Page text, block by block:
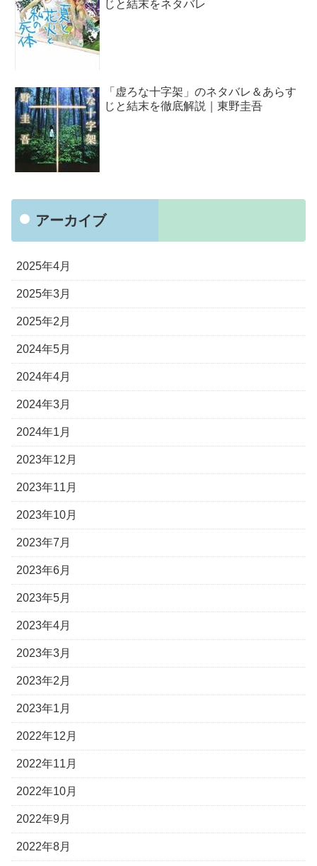
じと結末をネタバレ
「虚ろな十字架」のネタバレ＆あらす
じと結末を徹底解説｜東野圭吾
アーカイブ
2025年4月
2025年3月
2025年2月
2024年5月
2024年4月
2024年3月
2024年1月
2023年12月
2023年11月
2023年10月
2023年7月
2023年6月
2023年5月
2023年4月
2023年3月
2023年2月
2023年1月
2022年12月
2022年11月
2022年10月
2022年9月
2022年8月